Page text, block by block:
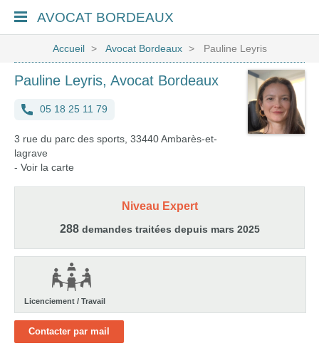
AVOCAT BORDEAUX
Accueil Avocat Bordeaux Pauline Leyris
Pauline Leyris, Avocat Bordeaux
05 18 25 11 79
3 rue du parc des sports, 33440 Ambarès-et-
lagrave
- Voir la carte
Niveau Expert
288demandes traitées depuis mars 2025
Licenciement / Travail
Contacter par mail